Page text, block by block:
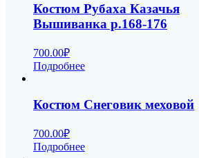
Костюм Рубаха Казачья
Вышиванка р.168-176
700.00₽
Подробнее
Костюм Снеговик меховой
700.00₽
Подробнее